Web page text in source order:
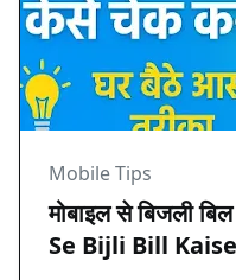
Mobile Tips
मोबाइल से बिजली
Se Bijli Bill